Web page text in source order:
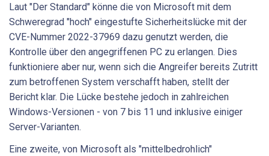
Laut "Der Standard" könne die von Microsoft mit dem
Schweregrad "hoch" eingestufte Sicherheitslücke mit der
CVE-Nummer 2022-37969 dazu genutzt werden, die
Kontrolle über den angegriffenen PC zu erlangen. Dies
funktioniere aber nur, wenn sich die Angreifer bereits Zutritt
zum betroffenen System verschafft haben, stellt der
Bericht klar. Die Lücke bestehe jedoch in zahlreichen
Windows-Versionen - von 7 bis 11 und inklusive einiger
Server-Varianten.
Eine zweite, von Microsoft als "mittelbedrohlich"